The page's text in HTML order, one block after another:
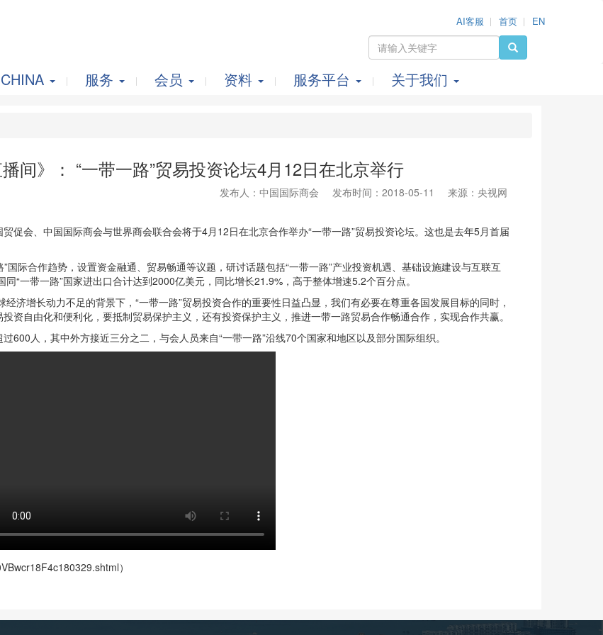
AI客服 首页 EN
服务 会员 资料 服务平台 关于我们
间》： “一带一路”贸易投资论坛4月12日在北京举行
发布人：中国国际商会 发布时间：2018-05-11 来源：央视网
会、中国国际商会与世界商会联合会将于4月12日在北京合作举办“一带一路”贸易投资论坛。这也是去年5月首届
际合作趋势，设置资金融通、贸易畅通等议题，研讨话题包括“一带一路”产业投资机遇、基础设施建设与互联互
“一带一路”国家进出口合计达到2000亿美元，同比增长21.9%，高于整体增速5.2个百分点。
增长动力不足的背景下，“一带一路”贸易投资合作的重要性日益凸显，我们有必要在尊重各国发展目标的同时，
资自由化和便利化，要抵制贸易保护主义，还有投资保护主义，推进一带一路贸易合作畅通合作，实现合作共赢。
人，其中外方接近三分之二，与会人员来自“一带一路”沿线70个国家和地区以及部分国际组织。
）